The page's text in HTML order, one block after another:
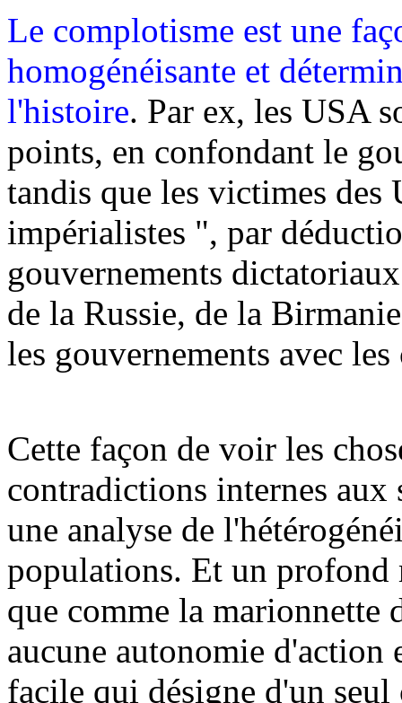
Le complotisme est une
homogénéisante et
l'histoire. Par ex, les USA
points, en confondant le
tandis que les victimes
impérialistes ", par
gouvernements
de la Russie, de la
les gouvernements avec
Cette façon de voir les
contradictions internes aux
une analyse de
populations. Et un profond
que comme la marionnette
aucune autonomie d'action
facile qui désigne d'un